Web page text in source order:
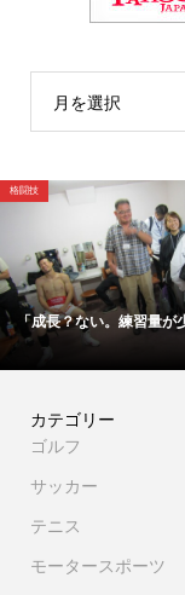
月を選択
練習量が少ないん...
カテゴリー
ゴルフ
サッカー
テニス
モータースポーツ